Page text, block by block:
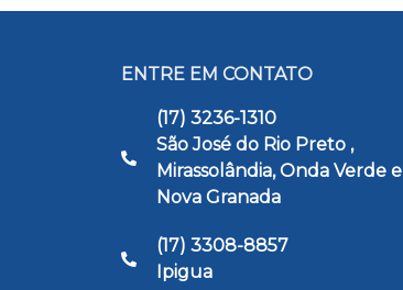
ENTRE EM CONTATO
(17) 3236-1310
São José do Rio Preto ,
Mirassolândia, Onda Verde e
Nova Granada
(17) 3308-8857
Ipigua